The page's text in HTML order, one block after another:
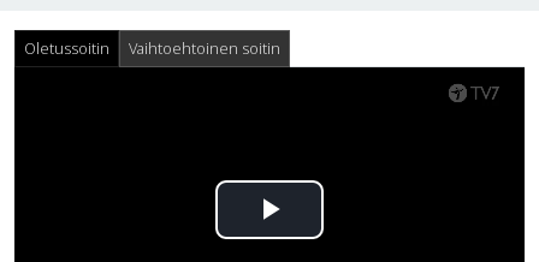
Oletussoitin Vaihtoehtoinen soitin
Toista